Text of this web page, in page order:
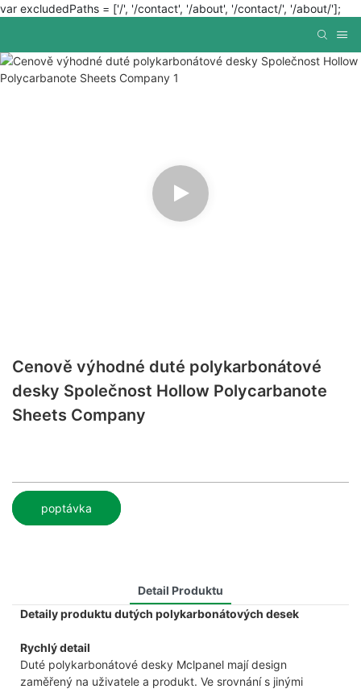
var excludedPaths = ['/', '/contact', '/about', '/contact/', '/about/'];
Cenově výhodné duté polykarbonátové
desky Společnost Hollow Polycarbanote
Sheets Company
poptávka
Detail Produktu
Detaily produktu dutých polykarbonátových desek
Rychlý detail
Duté polykarbonátové desky Mclpanel mají design
zaměřený na uživatele a produkt. Ve srovnání s jinými